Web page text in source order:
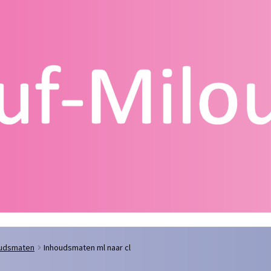
Contact Homepagina Mijn account
Inhoudsmaten ml naar cl